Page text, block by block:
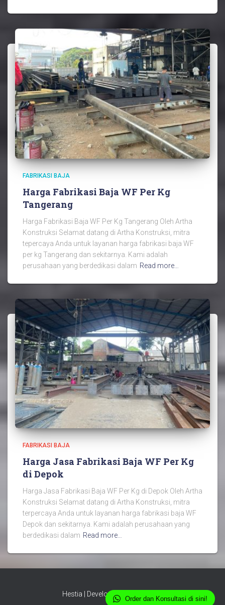
FABRIKASI BAJA
Harga Fabrikasi Baja WF Per Kg
Tangerang
Harga Fabrikasi Baja WF Per Kg Tangerang Oleh Artha
Konstruksi Selamat datang di Artha Konstruksi, mitra
tepercaya Anda untuk layanan harga fabrikasi baja WF
per kg Tangerang dan sekitarnya. Kami adalah
perusahaan yang berdedikasi dalam Read more…
FABRIKASI BAJA
Harga Jasa Fabrikasi Baja WF Per Kg
di Depok
Harga Jasa Fabrikasi Baja WF Per Kg di Depok Oleh Artha
Konstruksi Selamat datang di Artha Konstruksi, mitra
terpercaya Anda untuk layanan harga fabrikasi baja WF
Depok dan sekitarnya. Kami adalah perusahaan yang
berdedikasi dalam Read more…
Hestia | Developed by ThemeIsle
Order dan Konsultasi di sini!